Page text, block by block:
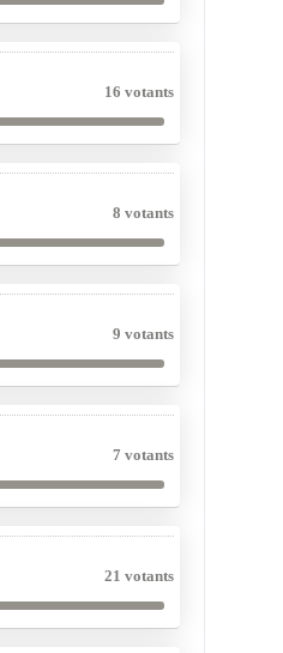
16 votants
8 votants
9 votants
7 votants
21 votants